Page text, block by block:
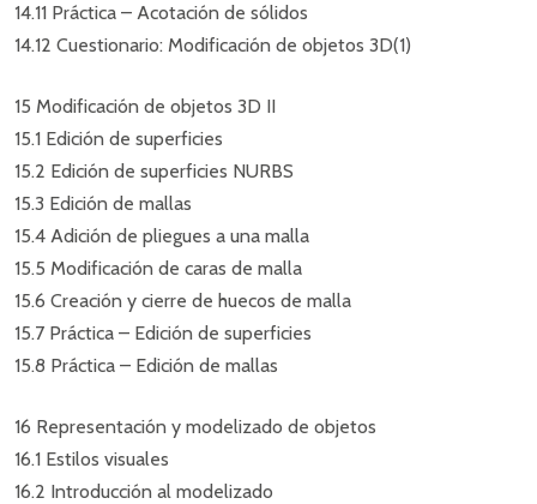
14.11 Práctica – Acotación de sólidos
14.12 Cuestionario: Modificación de objetos 3D(1)
15 Modificación de objetos 3D II
15.1 Edición de superficies
15.2 Edición de superficies NURBS
15.3 Edición de mallas
15.4 Adición de pliegues a una malla
15.5 Modificación de caras de malla
15.6 Creación y cierre de huecos de malla
15.7 Práctica – Edición de superficies
15.8 Práctica – Edición de mallas
16 Representación y modelizado de objetos
16.1 Estilos visuales
16.2 Introducción al modelizado